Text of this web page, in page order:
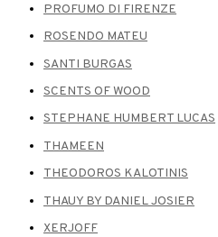
PROFUMO DI FIRENZE
ROSENDO MATEU
SANTI BURGAS
SCENTS OF WOOD
STEPHANE HUMBERT LUCAS
THAMEEN
THEODOROS KALOTINIS
THAUY BY DANIEL JOSIER
XERJOFF